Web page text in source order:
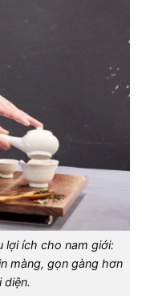
lợi ích cho nam giới:
màng, gọn gàng hơn
diện.